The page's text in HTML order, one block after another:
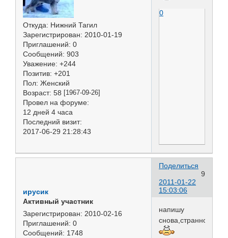
Откуда: Нижний Тагил
Зарегистрирован: 2010-01-19
Приглашений: 0
Сообщений: 903
Уважение: +244
Позитив: +201
Пол: Женский
Возраст: 58 [1967-09-26]
Провел на форуме:
12 дней 4 часа
Последний визит:
2017-06-29 21:28:43
0
Поделиться
9
2011-01-22
15:03:06
ирусик
Активный участник
Зарегистрирован: 2010-02-16
Приглашений: 0
Сообщений: 1748
напишу
снова,странно